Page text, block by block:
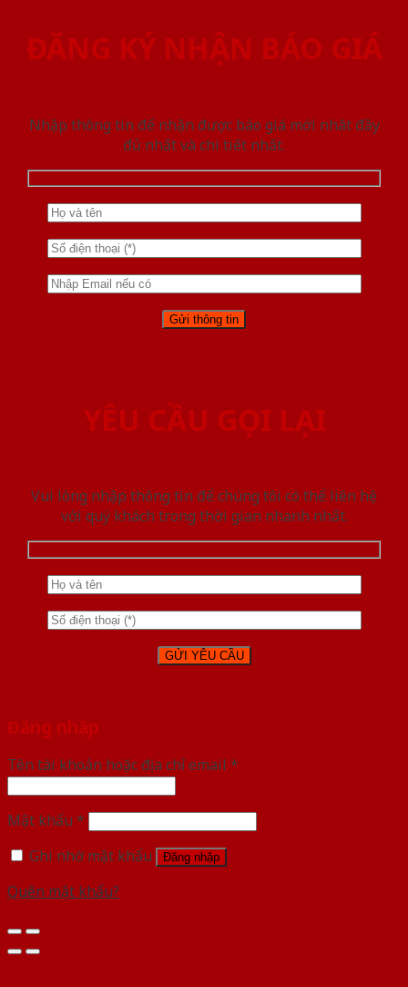
ĐĂNG KÝ NHẬN BÁO GIÁ
Nhập thông tin để nhận được báo giá mới nhât đầy
đủ nhất và chi tiết nhất.
YÊU CẦU GỌI LẠI
Vui lòng nhập thông tin để chúng tôi có thể liên hệ
với quý khách trong thời gian nhanh nhất.
Đăng nhập
Tên tài khoản hoặc địa chỉ email *
Mật khẩu *
Ghi nhớ mật khẩu
Đăng nhập
Quên mật khẩu?